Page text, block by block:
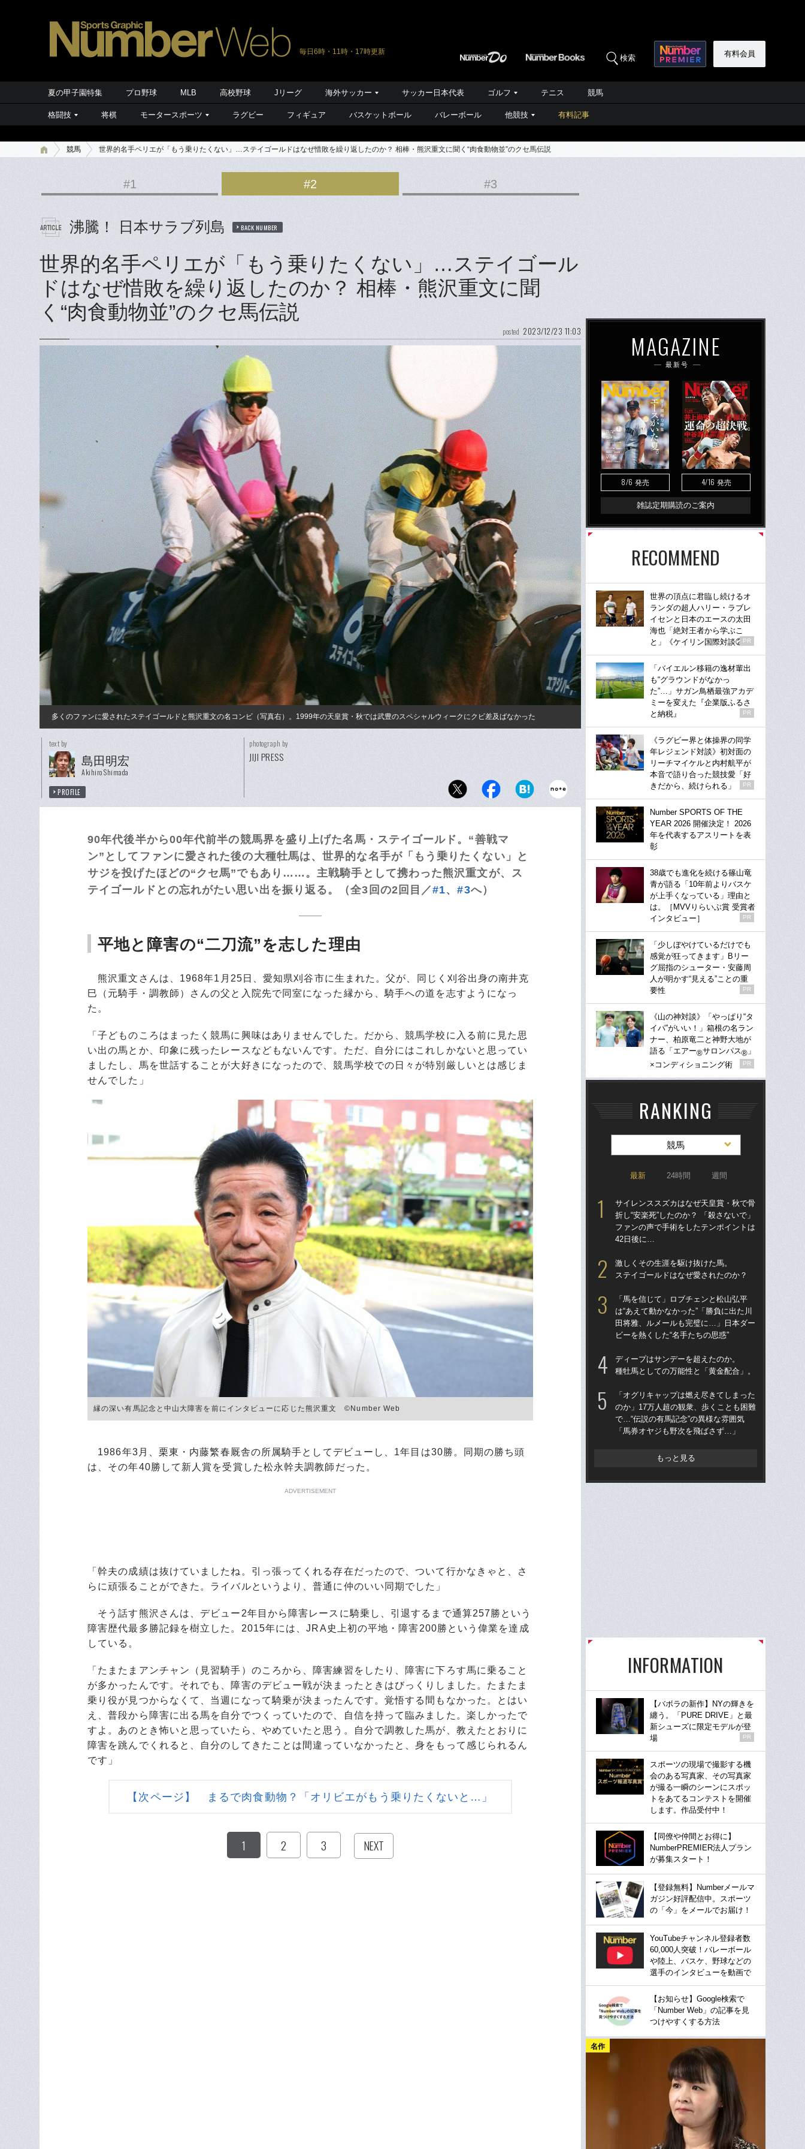
毎日6時・11時・17時更新
検索 有料会員
夏の甲子園特集 プロ野球 MLB 高校野球 Jリーグ 海外サッカー サッカー日本代表 ゴルフ テニス 競馬
格闘技 将棋 モータースポーツ ラグビー フィギュア バスケットボール バレーボール 他競技 有料記事
競馬 世界的名手ペリエが「もう乗りたくない」…ステイゴールドはなぜ惜敗を繰り返したのか？ 相棒・熊沢重文に聞く“肉食動物並”のクセ馬伝説
#1 #2 #3
沸騰！ 日本サラブ列島 BACK NUMBER
世界的名手ペリエが「もう乗りたくない」…ステイゴール
ドはなぜ惜敗を繰り返したのか？ 相棒・熊沢重文に聞
く“肉食動物並”のクセ馬伝説
posted 2023/12/23 11:03
多くのファンに愛されたステイゴールドと熊沢重文の名コンビ（写真右）。1999年の天皇賞・秋では武豊のスペシャルウィークにクビ差及ばなかった
text by
島田明宏
Akihiro Shimada
PROFILE
photograph by
JIJI PRESS
90年代後半から00年代前半の競馬界を盛り上げた名馬・ステイゴールド。“善戦マ
ン”としてファンに愛された後の大種牡馬は、世界的な名手が「もう乗りたくない」と
サジを投げたほどの“クセ馬”でもあり……。主戦騎手として携わった熊沢重文が、ス
テイゴールドとの忘れがたい思い出を振り返る。（全3回の2回目／#1、#3へ）
平地と障害の“二刀流”を志した理由
熊沢重文さんは、1968年1月25日、愛知県刈谷市に生まれた。父が、同じく刈谷出身の南井克
巳（元騎手・調教師）さんの父と入院先で同室になった縁から、騎手への道を志すようになっ
た。
「子どものころはまったく競馬に興味はありませんでした。だから、競馬学校に入る前に見た思
い出の馬とか、印象に残ったレースなどもないんです。ただ、自分にはこれしかないと思ってい
ましたし、馬を世話することが大好きになったので、競馬学校での日々が特別厳しいとは感じま
せんでした」
縁の深い有馬記念と中山大障害を前にインタビューに応じた熊沢重文 ©Number Web
1986年3月、栗東・内藤繁春厩舎の所属騎手としてデビューし、1年目は30勝。同期の勝ち頭
は、その年40勝して新人賞を受賞した松永幹夫調教師だった。
ADVERTISEMENT
「幹夫の成績は抜けていましたね。引っ張ってくれる存在だったので、ついて行かなきゃと、さ
らに頑張ることができた。ライバルというより、普通に仲のいい同期でした」
そう話す熊沢さんは、デビュー2年目から障害レースに騎乗し、引退するまで通算257勝という
障害歴代最多勝記録を樹立した。2015年には、JRA史上初の平地・障害200勝という偉業を達成
している。
「たまたまアンチャン（見習騎手）のころから、障害練習をしたり、障害に下ろす馬に乗ること
が多かったんです。それでも、障害のデビュー戦が決まったときはびっくりしました。たまたま
乗り役が見つからなくて、当週になって騎乗が決まったんです。覚悟する間もなかった。とはい
え、普段から障害に出る馬を自分でつくっていたので、自信を持って臨みました。楽しかったで
すよ。あのとき怖いと思っていたら、やめていたと思う。自分で調教した馬が、教えたとおりに
障害を跳んでくれると、自分のしてきたことは間違っていなかったと、身をもって感じられるん
です」
【次ページ】 まるで肉食動物？「オリビエがもう乗りたくないと…」
1 2 3 NEXT
MAGAZINE
最新号
8/6 発売 4/16 発売
雑誌定期購読のご案内
RECOMMEND
世界の頂点に君臨し続けるオ
ランダの超人ハリー・ラブレ
イセンと日本のエースの太田
海也「絶対王者から学ぶこ
と」《ケイリン国際対談②》
PR
「バイエルン移籍の逸材輩出
も“グラウンドがなかっ
た”…」サガン鳥栖最強アカデ
ミーを変えた『企業版ふるさ
と納税』
PR
《ラグビー界と体操界の同学
年レジェンド対談》初対面の
リーチマイケルと内村航平が
本音で語り合った競技愛「好
きだから、続けられる」
PR
Number SPORTS OF THE
YEAR 2026 開催決定！ 2026
年を代表するアスリートを表
彰
38歳でも進化を続ける篠山竜
青が語る「10年前よりバスケ
が上手くなっている」理由と
は。［MVVりらいぶ賞 受賞者
インタビュー］
PR
「少しぼやけているだけでも
感覚が狂ってきます」Bリー
グ屈指のシューター・安藤周
人が明かす“見える”ことの重
要性
PR
《山の神対談》「やっぱり“タ
イパ”がいい！」箱根の名ラン
ナー、柏原竜二と神野大地が
語る「エアー®サロンパス® 」
×コンディショニング術
PR
RANKING
競馬
最新 24時間 週間
サイレンススズカはなぜ天皇賞・秋で骨
折し“安楽死”したのか？ 「殺さないで」
ファンの声で手術をしたテンポイントは
42日後に…
激しくその生涯を駆け抜けた馬。
ステイゴールドはなぜ愛されたのか？
「馬を信じて」ロブチェンと松山弘平
は“あえて動かなかった”「勝負に出た川
田将雅、ルメールも完璧に…」日本ダー
ビーを熱くした“名手たちの思惑”
ディープはサンデーを超えたのか。
種牡馬としての万能性と「黄金配合」。
「オグリキャップは燃え尽きてしまった
のか」17万人超の観衆、歩くことも困難
で…“伝説の有馬記念”の異様な雰囲気
「馬券オヤジも野次を飛ばさず…」
もっと見る
INFORMATION
【バボラの新作】NYの輝きを
纏う。「PURE DRIVE」と最
新シューズに限定モデルが登
場
PR
スポーツの現場で撮影する機
会のある写真家、その写真家
が撮る一瞬のシーンにスポッ
トをあてるコンテストを開催
します。作品受付中！
【同僚や仲間とお得に】
NumberPREMIER法人プラン
が募集スタート！
【登録無料】Numberメールマ
ガジン好評配信中。スポーツ
の「今」をメールでお届け！
YouTubeチャンネル登録者数
60,000人突破！バレーボール
や陸上、バスケ、野球などの
選手のインタビューを動画で
【お知らせ】Google検索で
「Number Web」の記事を見
つけやすくする方法
名作